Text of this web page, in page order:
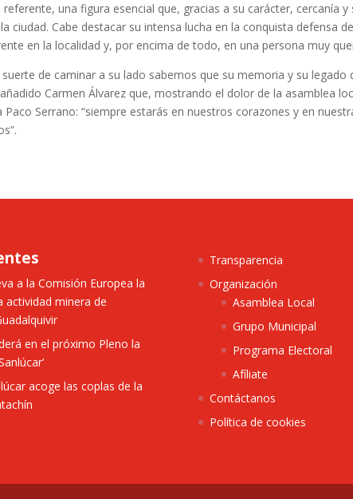
referente, una figura esencial que, gracias a su carácter, cercanía
ciudad. Cabe destacar su intensa lucha en la conquista defensa
en la localidad y, por encima de todo, en una persona muy
de caminar a su lado sabemos que su memoria y su legado
Carmen Álvarez que, mostrando el dolor de la asamblea
Serrano: “siempre estarás en nuestros corazones y en
a la Comisión Europea la
actividad minera de
en el próximo Pleno la
acoge las coplas de la
Transparencia
Organización
Asamblea Local
Grupo Municipal
Programa Electoral
Afíliate
Contáctanos
Política de cookies